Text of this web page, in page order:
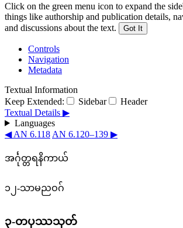
Click on the green menu icon to expand the
things like authorship and publication details,
and discussions about the text.
Got It
Controls
Navigation
Metadata
Textual Information
Keep Extended:
Sidebar
Header
Textual Details ▶
Languages
◀ AN 6.118 AN 6.120–139 ▶
အင်္ဂုတ္တရနိကာယ်
၁၂-သာမညဝဂ်
၃-တပုဿသုတ်